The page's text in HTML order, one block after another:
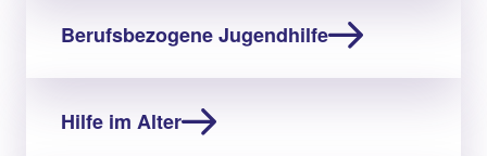
Berufsbezogene Jugendhilfe
Hilfe im Alter